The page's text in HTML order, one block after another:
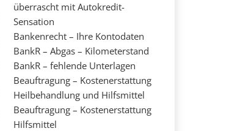
überrascht mit Autokredit-
Sensation
Bankenrecht – Ihre Kontodaten
BankR – Abgas – Kilometerstand
BankR – fehlende Unterlagen
Beauftragung – Kostenerstattung
Heilbehandlung und Hilfsmittel
Beauftragung – Kostenerstattung
Hilfsmittel